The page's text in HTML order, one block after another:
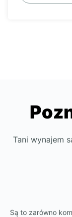
Tani wynajem
Są to zarówno